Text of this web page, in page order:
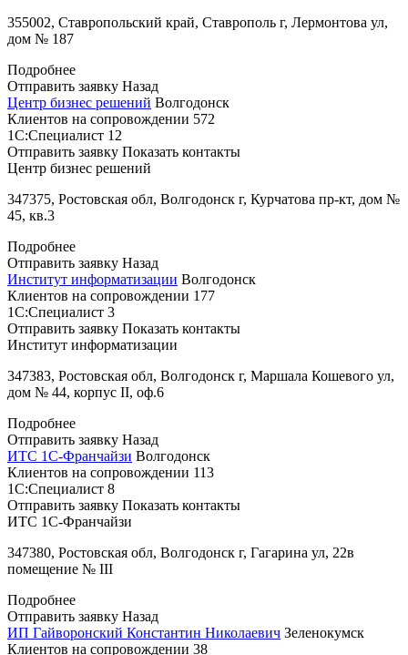
355002, Ставропольский край, Ставрополь г, Лермонтова ул,
дом № 187
Подробнее
Отправить заявку Назад
Центр бизнес решений Волгодонск
Клиентов на сопровождении 572
1С:Специалист 12
Отправить заявку Показать контакты
Центр бизнес решений
347375, Ростовская обл, Волгодонск г, Курчатова пр-кт, дом №
45, кв.3
Подробнее
Отправить заявку Назад
Институт информатизации Волгодонск
Клиентов на сопровождении 177
1С:Специалист 3
Отправить заявку Показать контакты
Институт информатизации
347383, Ростовская обл, Волгодонск г, Маршала Кошевого ул,
дом № 44, корпус II, оф.6
Подробнее
Отправить заявку Назад
ИТС 1С-Франчайзи Волгодонск
Клиентов на сопровождении 113
1С:Специалист 8
Отправить заявку Показать контакты
ИТС 1С-Франчайзи
347380, Ростовская обл, Волгодонск г, Гагарина ул, 22в
помещение № III
Подробнее
Отправить заявку Назад
ИП Гайворонский Константин Николаевич Зеленокумск
Клиентов на сопровождении 38